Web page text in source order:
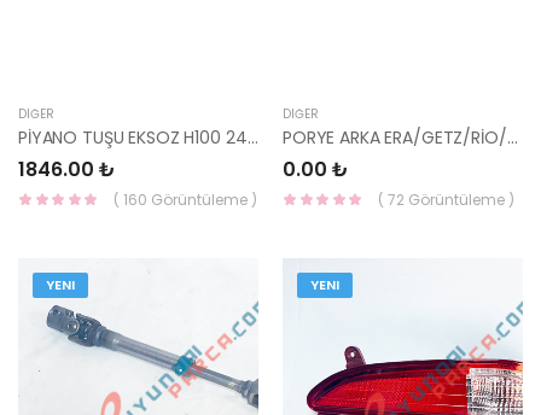
DIĞER
PİYANO TUŞU EKSOZ H100 24529-42500-HMC
1846.00 ₺
( 160 Görüntüleme )
DIĞER
PORYE ARKA ERA/GETZ/RİO/PİCANTO 04- ABS SİZ ILJIN 52750-1G000-
0.00 ₺
( 72 Görüntüleme )
YENI YENI